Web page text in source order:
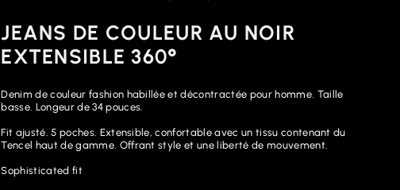
JEANS DE COULEUR AU NOIR
EXTENSIBLE 360°
Denim de couleur fashion habillée et décontractée pour homme. Taille
basse. Longeur de 34 pouces.
Fit ajusté. 5 poches. Extensible, confortable avec un tissu contenant du
Tencel haut de gamme. Offrant style et une liberté de mouvement.
Sophisticated fit